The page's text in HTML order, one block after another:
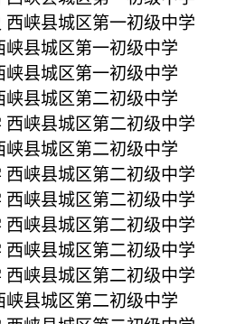
峡县城区第一初级中学
县城区第一初级中学
县城区第一初级中学
县城区第二初级中学
峡县城区第二初级中学
县城区第二初级中学
峡县城区第二初级中学
峡县城区第二初级中学
峡县城区第二初级中学
峡县城区第二初级中学
峡县城区第二初级中学
县城区第二初级中学